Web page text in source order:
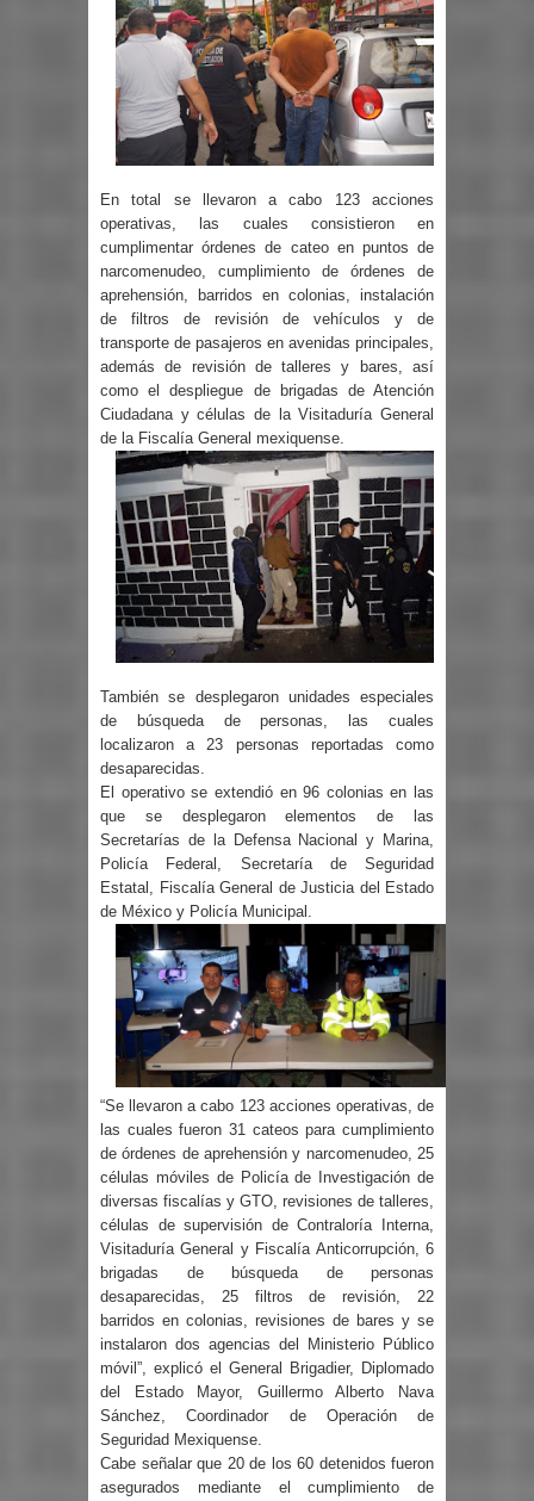
En total se llevaron a cabo 123 acciones
operativas, las cuales consistieron en
cumplimentar órdenes de cateo en puntos de
narcomenudeo, cumplimiento de órdenes de
aprehensión, barridos en colonias, instalación
de filtros de revisión de vehículos y de
transporte de pasajeros en avenidas principales,
además de revisión de talleres y bares, así
como el despliegue de brigadas de Atención
Ciudadana y células de la Visitaduría General
de la Fiscalía General mexiquense.
También se desplegaron unidades especiales
de búsqueda de personas, las cuales
localizaron a 23 personas reportadas como
desaparecidas.
El operativo se extendió en 96 colonias en las
que se desplegaron elementos de las
Secretarías de la Defensa Nacional y Marina,
Policía Federal, Secretaría de Seguridad
Estatal, Fiscalía General de Justicia del Estado
de México y Policía Municipal.
“Se llevaron a cabo 123 acciones operativas, de
las cuales fueron 31 cateos para cumplimiento
de órdenes de aprehensión y narcomenudeo, 25
células móviles de Policía de Investigación de
diversas fiscalías y GTO, revisiones de talleres,
células de supervisión de Contraloría Interna,
Visitaduría General y Fiscalía Anticorrupción, 6
brigadas de búsqueda de personas
desaparecidas, 25 filtros de revisión, 22
barridos en colonias, revisiones de bares y se
instalaron dos agencias del Ministerio Público
móvil”, explicó el General Brigadier, Diplomado
del Estado Mayor, Guillermo Alberto Nava
Sánchez, Coordinador de Operación de
Seguridad Mexiquense.
Cabe señalar que 20 de los 60 detenidos fueron
asegurados mediante el cumplimiento de